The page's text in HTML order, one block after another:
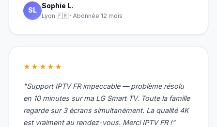
SL
Sophie L.
Lyon 🇫🇷 · Abonnée 12 mois
★★★★★
"Support IPTV FR impeccable — problème résolu
en 10 minutes sur ma LG Smart TV. Toute la famille
regarde sur 3 écrans simultanément. La qualité 4K
est vraiment au rendez-vous. Merci IPTV FR !"